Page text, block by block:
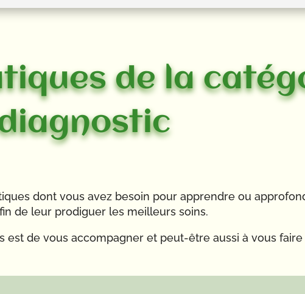
de la
dont vous avez besoin pour apprendre ou
de leur prodiguer les meilleurs soins.
est de vous accompagner et peut-être aussi à vous